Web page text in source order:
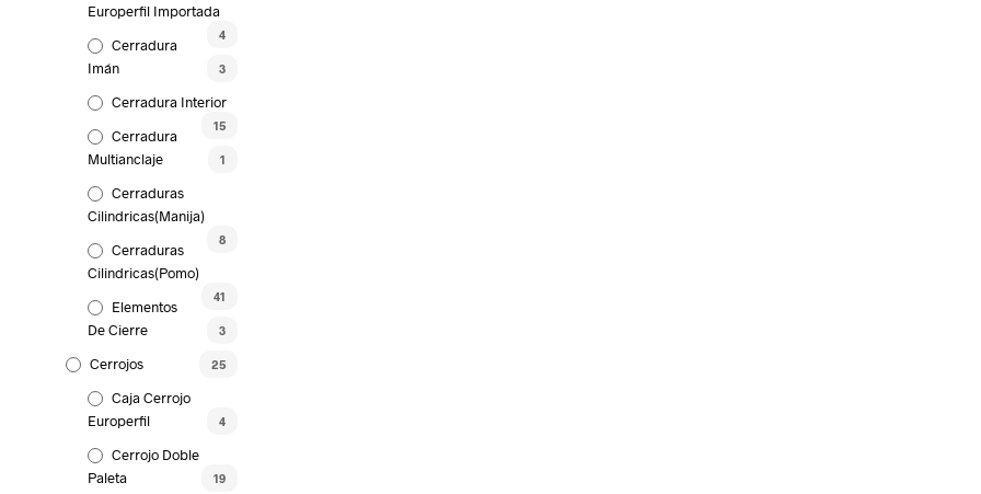
Europerfil Importada
4
Cerradura
Imán
3
Cerradura Interior
15
Cerradura
Multianclaje
1
Cerraduras
Cilindricas(Manija)
8
Cerraduras
Cilindricas(Pomo)
41
Elementos
De Cierre
3
Cerrojos 25
Caja Cerrojo
Europerfil
4
Cerrojo Doble
Paleta
19